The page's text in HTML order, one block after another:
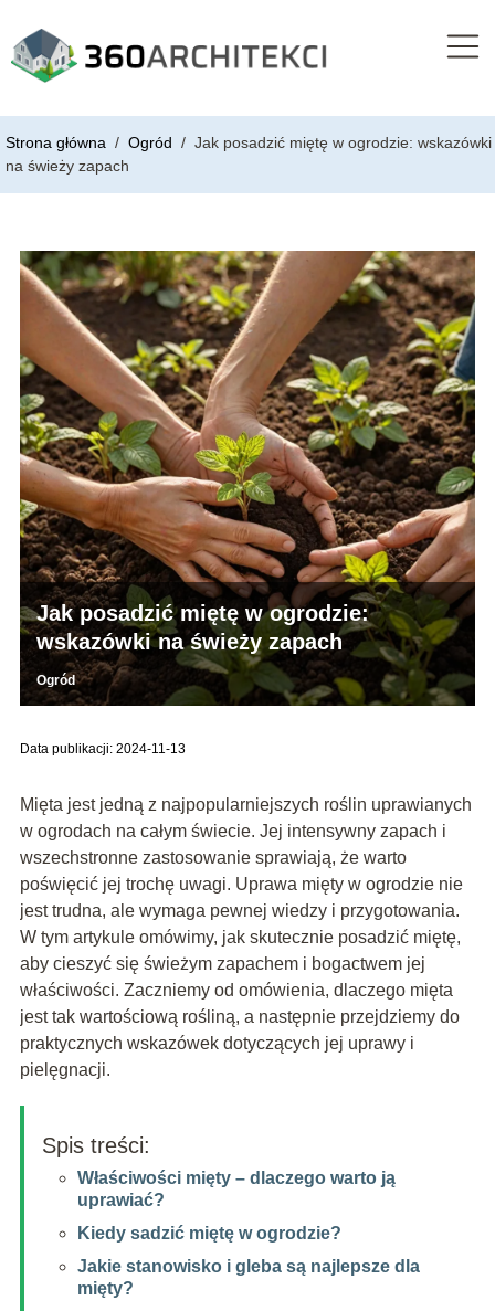
Strona główna / Ogród / Jak posadzić miętę w ogrodzie: wskazówki
na świeży zapach
Jak posadzić miętę w ogrodzie:
wskazówki na świeży zapach
Ogród
Data publikacji: 2024-11-13
Mięta jest jedną z najpopularniejszych roślin uprawianych
w ogrodach na całym świecie. Jej intensywny zapach i
wszechstronne zastosowanie sprawiają, że warto
poświęcić jej trochę uwagi. Uprawa mięty w ogrodzie nie
jest trudna, ale wymaga pewnej wiedzy i przygotowania.
W tym artykule omówimy, jak skutecznie posadzić miętę,
aby cieszyć się świeżym zapachem i bogactwem jej
właściwości. Zaczniemy od omówienia, dlaczego mięta
jest tak wartościową rośliną, a następnie przejdziemy do
praktycznych wskazówek dotyczących jej uprawy i
pielęgnacji.
Spis treści:
Właściwości mięty – dlaczego warto ją
uprawiać?
Kiedy sadzić miętę w ogrodzie?
Jakie stanowisko i gleba są najlepsze dla
mięty?